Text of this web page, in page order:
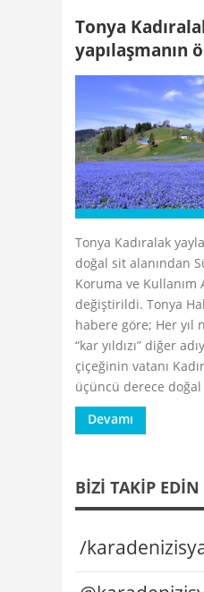
Tonya
yapılaşmanın
Tonya Kadıralak
doğal sit alanından
Koruma ve Kullanım
değiştirildi. Tonya
habere göre; Her yıl
“kar yıldızı” diğer
çiçeğinin vatanı
üçüncü derece doğal
Devamı
BIZI TAKIP EDIN
/